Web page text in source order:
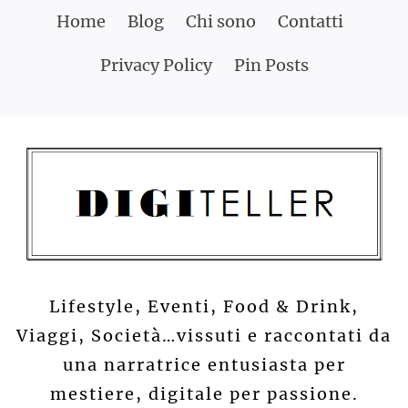
Home Blog Chi sono Contatti
Privacy Policy Pin Posts
Lifestyle, Eventi, Food & Drink,
Viaggi, Società…vissuti e raccontati da
una narratrice entusiasta per
mestiere, digitale per passione.